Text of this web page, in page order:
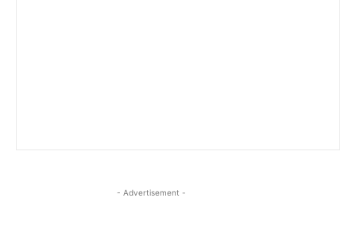
- Advertisement -